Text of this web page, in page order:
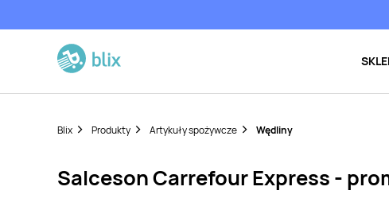
Blix Produkty Artykuły spożywcze Wędliny
salcesonCarrefour Express -